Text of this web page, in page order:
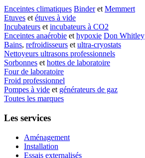
Enceintes climatiques Binderet Memmert
Etuves et étuves à vide
Incubateurs et incubateurs à CO2
Enceintes anaérobie et hypoxie Don Whitley
Bains, refroidisseurs et ultra-cryostats
Nettoyeurs ultrasons professionnels
Sorbonnes et hottes de laboratoire
Four de laboratoire
Froid professionnel
Pompes à vide et générateurs de gaz
Toutes les marques
Les services
Aménagement
Installation
Essais externalisés